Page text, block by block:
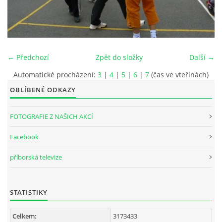
INTERNÍ SEKCE
← Předchozí Další →
Zpět do složky
Automatické procházení: 3 | 4 | 5 | 6 | 7 (čas ve vteřinách)
OBLÍBENÉ ODKAZY
FOTOGRAFIE Z NAŠICH AKCÍ
Facebook
příborská televize
STATISTIKY
Celkem: 3173433